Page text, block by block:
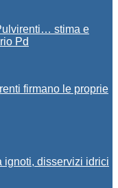
stima e
Pd
firmano le proprie
ignoti, disservizi idrici